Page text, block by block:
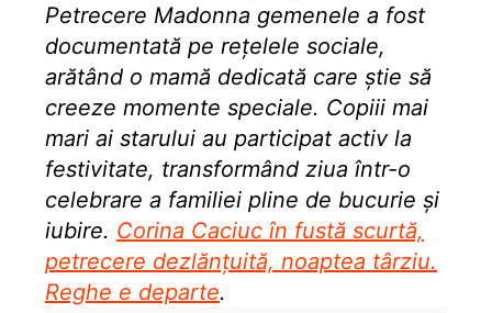
Petrecere Madonna gemenele a fost
documentată pe rețelele sociale,
arătând o mamă dedicată care știe să
creeze momente speciale. Copiii mai
mari ai starului au participat activ la
festivitate, transformând ziua într-o
celebrare a familiei pline de bucurie și
iubire. Corina Caciuc în fustă scurtă,
petrecere dezlănțuită, noaptea târziu.
Reghe e departe.